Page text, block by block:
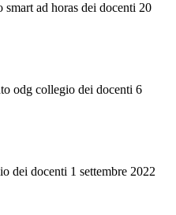
ad horas dei docenti 20
odg collegio dei docenti 6
dei docenti 1 settembre 2022